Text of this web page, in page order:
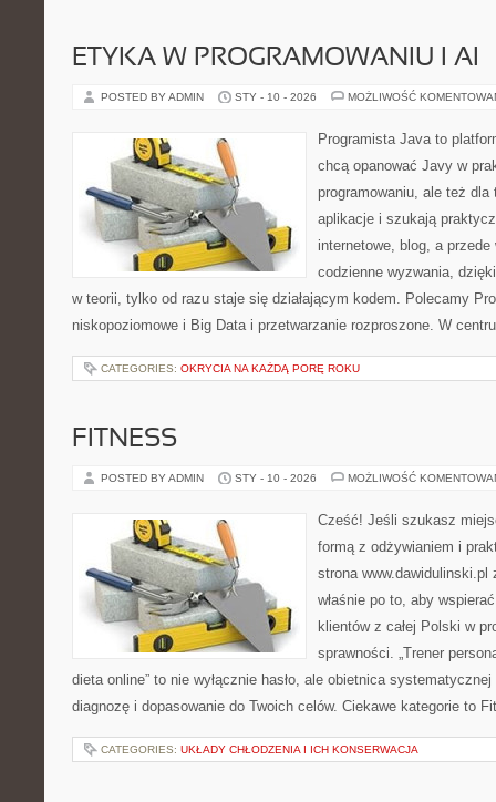
ETYKA W PROGRAMOWANIU I AI
POSTED BY ADMIN STY - 10 - 2026 MOŻLIWOŚĆ
Programista Java to
chcą opanować Javy w
programowaniu, ale też
aplikacje i szukają
internetowe, blog, a
codzienne wyzwania,
w teorii, tylko od razu staje się działającym kodem. Polecamy
niskopoziomowe i Big Data i przetwarzanie rozproszone. W
CATEGORIES: OKRYCIA NA KAŻDĄ PORĘ ROKU
FITNESS
POSTED BY ADMIN STY - 10 - 2026 MOŻLIWOŚĆ
Cześć! Jeśli szukasz
formą z odżywianiem i
strona www.dawidulinski.pl
właśnie po to, aby
klientów z całej Polski w
sprawności. „Trener
dieta online” to nie wyłącznie hasło, ale obietnica
diagnozę i dopasowanie do Twoich celów. Ciekawe kategorie to
CATEGORIES: UKŁADY CHŁODZENIA I ICH KONSERWACJA